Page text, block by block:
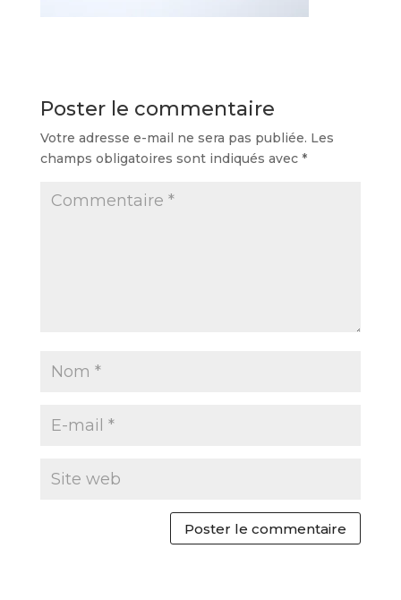
Poster le commentaire
Votre adresse e-mail ne sera pas publiée. Les
champs obligatoires sont indiqués avec *